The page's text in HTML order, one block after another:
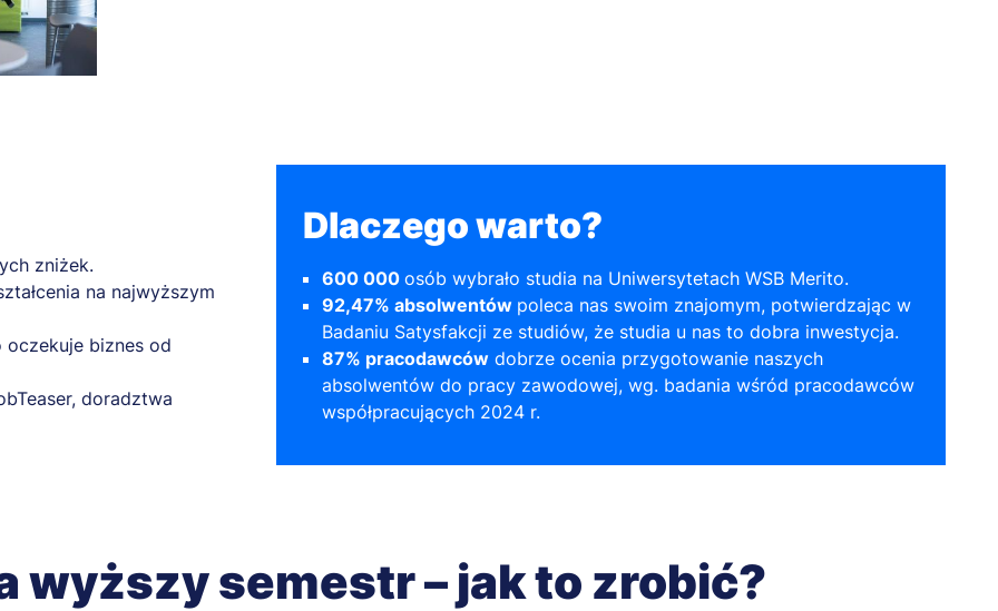
zniżek.
na najwyższym
biznes od
doradztwa
Dlaczego warto?
600 000 osób wybrało studia na Uniwersytetach WSB Merito.
92,47% absolwentów poleca nas swoim znajomym, potwierdzając w
Badaniu Satysfakcji ze studiów, że studia u nas to dobra inwestycja.
87% pracodawców dobrze ocenia przygotowanie naszych
absolwentów do pracy zawodowej, wg. badania wśród pracodawców
współpracujących 2024 r.
wyższy semestr – jak to zrobić?